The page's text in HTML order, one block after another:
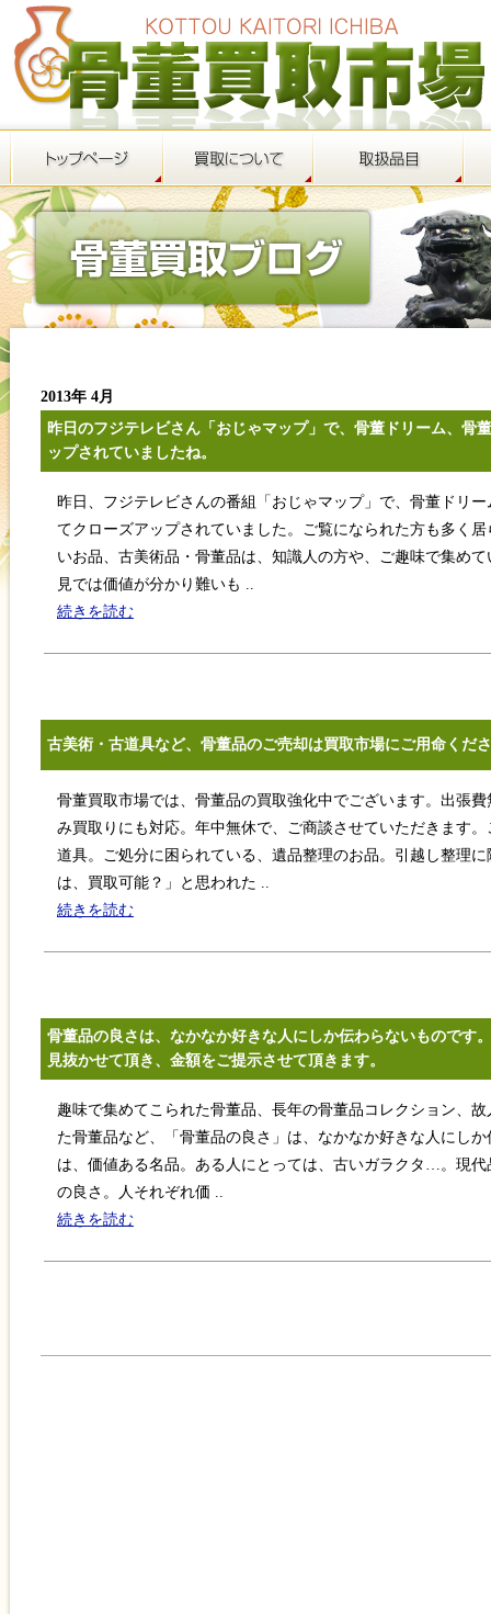
2013年 4月
昨日のフジテレビさん「おじゃマップ」で、骨董ドリーム、骨
ップされていましたね。
昨日、フジテレビさんの番組「おじゃマップ」で、骨董ドリ
てクローズアップされていました。ご覧になられた方も多く
いお品、古美術品・骨董品は、知識人の方や、ご趣味で集め
見では価値が分かり難いも ..
続きを読む
古美術・古道具など、骨董品のご売却は買取市場にご用命くだ
骨董買取市場では、骨董品の買取強化中でございます。出張
み買取りにも対応。年中無休で、ご商談させていただきます
道具。ご処分に困られている、遺品整理のお品。引越し整理
は、買取可能？」と思われた ..
続きを読む
骨董品の良さは、なかなか好きな人にしか伝わらないものです
見抜かせて頂き、金額をご提示させて頂きます。
趣味で集めてこられた骨董品、長年の骨董品コレクション、
た骨董品など、「骨董品の良さ」は、なかなか好きな人にし
は、価値ある名品。ある人にとっては、古いガラクタ…。現
の良さ。人それぞれ価 ..
続きを読む